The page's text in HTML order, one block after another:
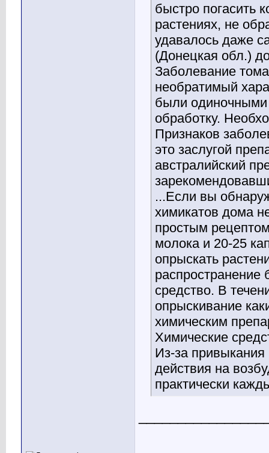
быстро погасить
растениях, не
удавалось даже
(Донецкая обл.)
Заболевание
необратимый
были одиночными
обработку.
Признаков
это заслугой
австралийский
...Если вы
химикатов дома
простым
молока и 20-25
опрыскать
распространение
средство. В
опрыскивание
химическим
Химические
Из-за привыкания
действия на
практически